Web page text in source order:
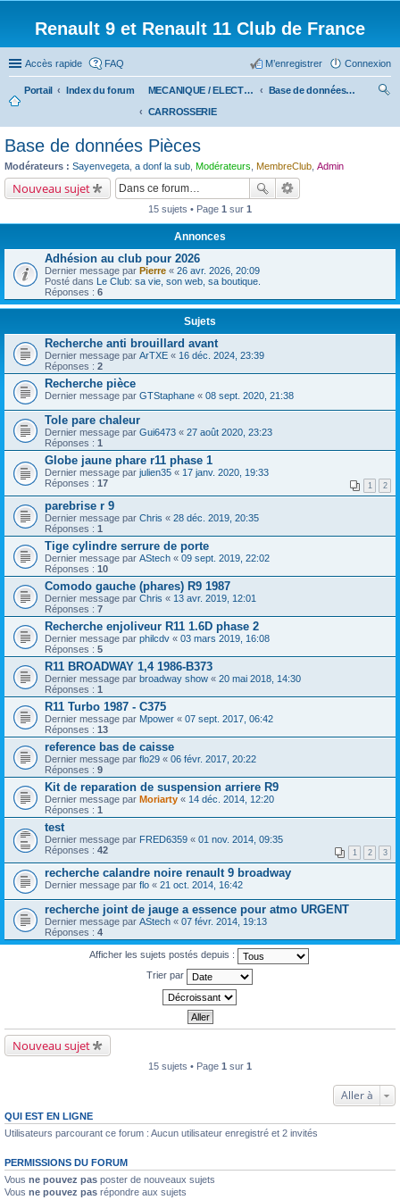
Renault 9 et Renault 11 Club de France
Accès rapide FAQ Connexion
M’enregistrer
Portail Index du forum
MECANIQUE / ELECTRICITE
CARROSSERIE
Base de données Pièces
Base de données Pièces
Modérateurs : Sayenvegeta a donf la sub Modérateurs MembreClub Admin
Nouveau sujet
15 sujets • Page 1 sur 1
Annonces
Adhésion au club pour 2026
Dernier message par Pierre « 26 avr. 2026, 20:09
Posté dans Le Club: sa vie, son web, sa boutique.
Réponses : 6
Sujets
Recherche anti brouillard avant
Dernier message par ArTXE « 16 déc. 2024, 23:39
Réponses : 2
Recherche pièce
Dernier message par GTStaphane « 08 sept. 2020, 21:38
Tole pare chaleur
Dernier message par Gui6473 « 27 août 2020, 23:23
Réponses : 1
Globe jaune phare r11 phase 1
Dernier message par julien35 « 17 janv. 2020, 19:33
Réponses : 17 1 2
parebrise r 9
Dernier message par Chris « 28 déc. 2019, 20:35
Réponses : 1
Tige cylindre serrure de porte
Dernier message par AStech « 09 sept. 2019, 22:02
Réponses : 10
Comodo gauche (phares) R9 1987
Dernier message par Chris « 13 avr. 2019, 12:01
Réponses : 7
Recherche enjoliveur R11 1.6D phase 2
Dernier message par philcdv « 03 mars 2019, 16:08
Réponses : 5
R11 BROADWAY 1,4 1986-B373
Dernier message par broadway show « 20 mai 2018, 14:30
Réponses : 1
R11 Turbo 1987 - C375
Dernier message par Mpower « 07 sept. 2017, 06:42
Réponses : 13
reference bas de caisse
Dernier message par flo29 « 06 févr. 2017, 20:22
Réponses : 9
Kit de reparation de suspension arriere R9
Dernier message par Moriarty « 14 déc. 2014, 12:20
Réponses : 1
test
Dernier message par FRED6359 « 01 nov. 2014, 09:35
Réponses : 42 1 2 3
recherche calandre noire renault 9 broadway
Dernier message par flo « 21 oct. 2014, 16:42
recherche joint de jauge a essence pour atmo URGENT
Dernier message par AStech « 07 févr. 2014, 19:13
Réponses : 4
Afficher les sujets postés depuis :
Trier par
Nouveau sujet
15 sujets • Page 1 sur 1
Aller à
QUI EST EN LIGNE
Utilisateurs parcourant ce forum : Aucun utilisateur enregistré et 2 invités
PERMISSIONS DU FORUM
Vous ne pouvez pas poster de nouveaux sujets
Vous ne pouvez pas répondre aux sujets